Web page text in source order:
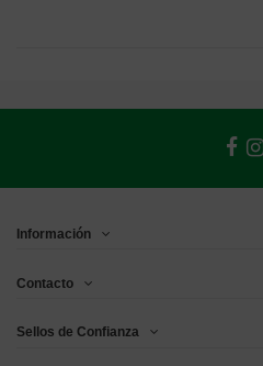
Información
Contacto
Sellos de Confianza